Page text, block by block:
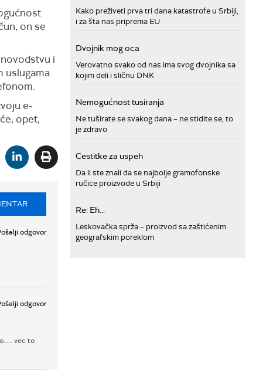
on se
i
uslugama
e-
opet,
odgovor
odgovor
vec to
Kako preživeti prva tri dana katastrofe u Srbiji,
i za šta nas priprema EU
Dvojnik mog oca
Verovatno svako od nas ima svog dvojnika sa
kojim deli i sličnu DNK
Nemogućnost tusiranja
Ne tuširate se svakog dana – ne stidite se, to
je zdravo
Cestitke za uspeh
Da li ste znali da se najbolje gramofonske
ručice proizvode u Srbiji
Re: Eh...
Leskovačka sprža – proizvod sa zaštićenim
geografskim poreklom